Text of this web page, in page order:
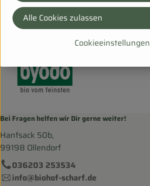
DV
Byodo
Bei Fragen helfen wir Dir gerne weiter!
Hanfsack 50b,
99198 Ollendorf
036203 253534
info@biohof-scharf.de
Cookieeinstellungen
Alle Cookies zulassen